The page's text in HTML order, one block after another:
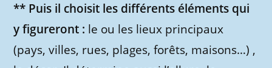
** Puis il choisit les différents éléments qui
y figureront : le ou les lieux principaux
(pays, villes, rues, plages, forêts, maisons…) ,